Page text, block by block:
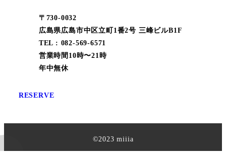
〒730-0032
広島県広島市中区立町1番2号 三峰ビルB1F
TEL : 082-569-6571
営業時間10時〜21時
年中無休
RESERVE
©︎2023 miiia